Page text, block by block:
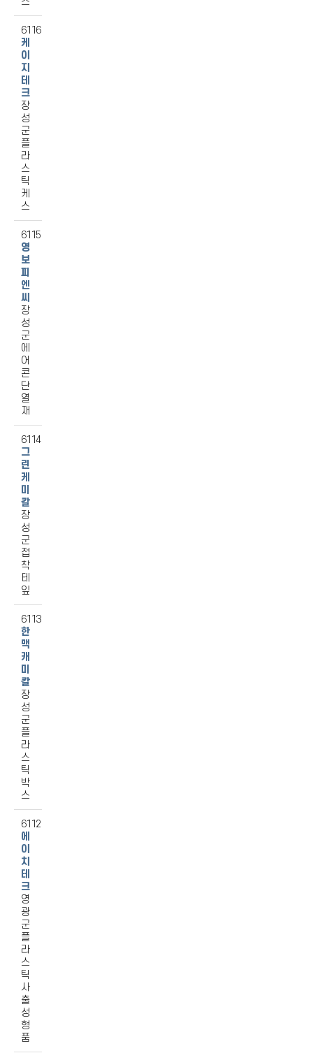
6116
케
이
지
테
크
장
성
군
플
라
스
틱
케
스
6115
영
보
피
엔
씨
장
성
군
에
어
콘
단
열
재
6114
그
린
케
미
칼
장
성
군
접
착
테
잎
6113
한
맥
캐
미
칼
장
성
군
플
라
스
틱
박
스
6112
에
이
치
테
크
영
광
군
플
라
스
틱
사
출
성
형
품